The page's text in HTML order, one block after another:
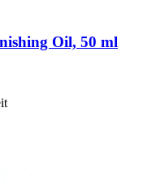
Oil, 50 ml